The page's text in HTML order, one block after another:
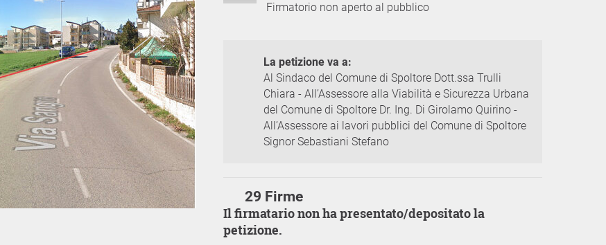
Firmatorio non aperto al pubblico
La petizione va a:
Al Sindaco del Comune di Spoltore Dott.ssa Trulli
Chiara - All’Assessore alla Viabilità e Sicurezza Urbana
del Comune di Spoltore Dr. Ing. Di Girolamo Quirino -
All’Assessore ai lavori pubblici del Comune di Spoltore
Signor Sebastiani Stefano
29 Firme
Il firmatario non ha presentato/depositato la
petizione.